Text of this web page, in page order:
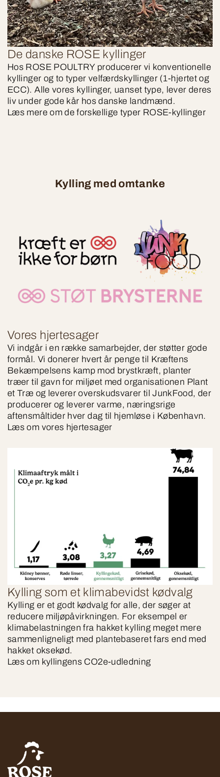
De danske ROSE kyllinger
Hos ROSE POULTRY producerer vi konventionelle
kyllinger og to typer velfærdskyllinger (1-hjertet og
ECC). Alle vores kyllinger, uanset type, lever deres
liv under gode kår hos danske landmænd.
Læs mere om de forskellige typer ROSE-kyllinger
Kylling med omtanke
Vores hjertesager
Vi indgår i en række samarbejder, der støtter gode
formål. Vi donerer hvert år penge til Kræftens
Bekæmpelsens kamp mod brystkræft, planter
træer til gavn for miljøet med organisationen Plant
et Træ og leverer overskudsvarer til JunkFood, der
producerer og leverer varme, næringsrige
aftensmåltider hver dag til hjemløse i København.
Læs om vores hjertesager
Kylling som et klimabevidst kødvalg
Kylling er et godt kødvalg for alle, der søger at
reducere miljøpåvirkningen. For eksempel er
klimabelastningen fra hakket kylling meget mere
sammenligneligt med plantebaseret fars end med
hakket oksekød.
Læs om kyllingens CO2e-udledning